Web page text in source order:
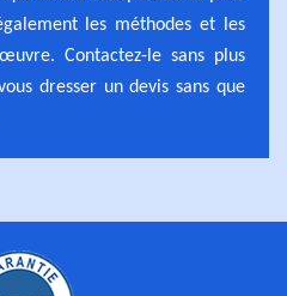
les méthodes et les
Contactez-le sans plus
dresser un devis sans que